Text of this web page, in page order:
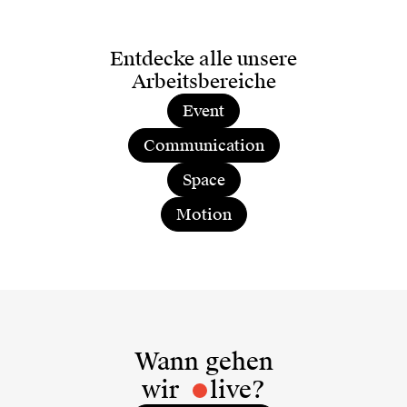
Entdecke alle unsere
Arbeitsbereiche
Event
Communication
Space
Motion
Wann gehen
wir
live?